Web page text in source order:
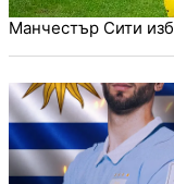
Манчестър Сити